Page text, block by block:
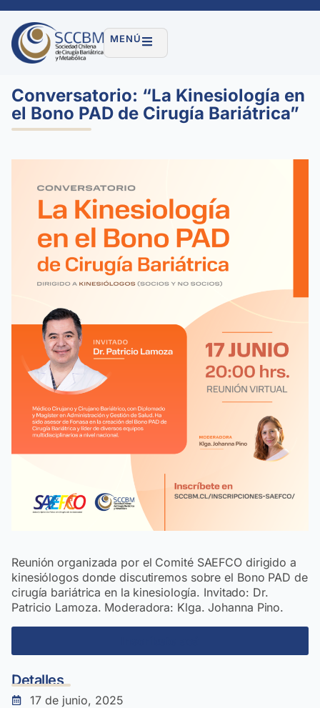
MENÚ
Conversatorio: “La Kinesiología en
el Bono PAD de Cirugía Bariátrica”
Reunión organizada por el Comité SAEFCO dirigido a
kinesiólogos donde discutiremos sobre el Bono PAD de
cirugía bariátrica en la kinesiología. Invitado: Dr.
Patricio Lamoza. Moderadora: Klga. Johanna Pino.
Detalles
17 de junio, 2025